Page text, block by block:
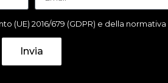
2016/679 (GDPR) e della normativa
Invia